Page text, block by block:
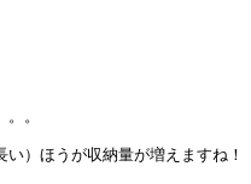
。
）ほうが収納量が増えますね！